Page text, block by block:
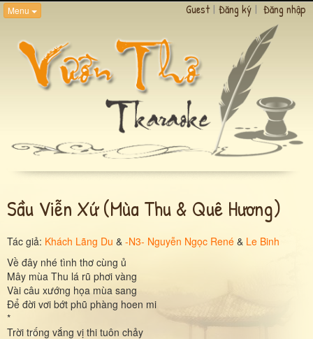
Menu Guest | Đăng ký | Đăng nhập
Sầu Viễn Xứ (mùa Thu & Quê Hương)
Tác giả: Khách Lãng Du & -N3- Nguyễn Ngọc René & Le Binh
Về đây nhé tình thơ cùng ủ
Mây mùa Thu lá rũ phơi vàng
Vài câu xướng họa mùa sang
Để đời vơi bớt phũ phàng hoen mi
*
Trời trống vắng vị thi tuôn chảy